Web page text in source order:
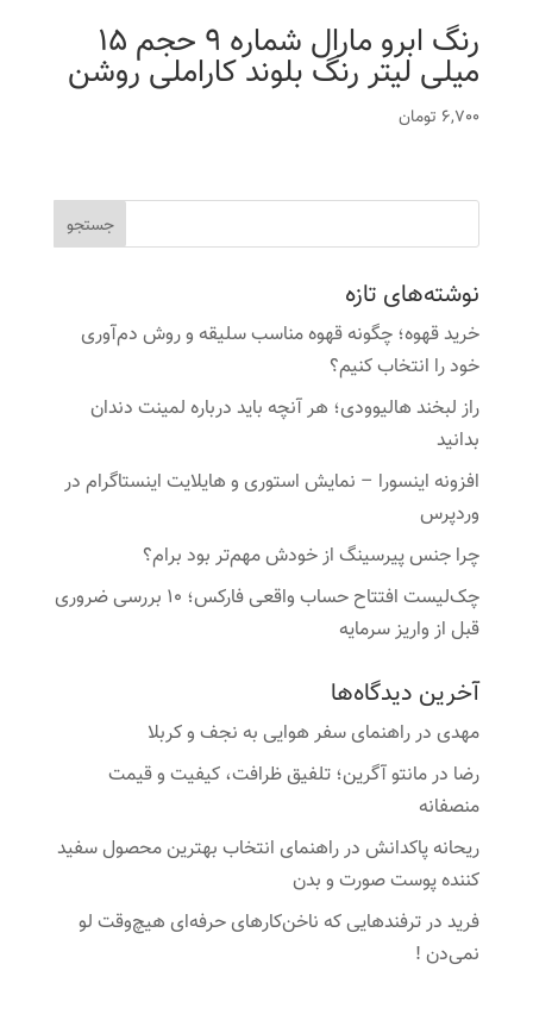
رنگ ابرو مارال شماره 9 حجم 15
میلی لیتر رنگ بلوند کاراملی روشن
6,700 تومان
نوشته‌های تازه
خرید قهوه؛ چگونه قهوه مناسب سلیقه و روش دم‌آوری
خود را انتخاب کنیم؟
راز لبخند هالیوودی؛ هر آنچه باید درباره لمینت دندان
بدانید
افزونه اینسورا – نمایش استوری و هایلایت اینستاگرام در
وردپرس
چرا جنس پیرسینگ از خودش مهم‌تر بود برام؟
چک‌لیست افتتاح حساب واقعی فارکس؛ ۱۰ بررسی ضروری
قبل از واریز سرمایه
آخرین دیدگاه‌ها
مهدیدرراهنمای سفر هوایی به نجف و کربلا
رضا درمانتو آگرین؛ تلفیق ظرافت، کیفیت و قیمت
منصفانه
ریحانه پاکدانشدرراهنمای انتخاب بهترین محصول سفید
کننده پوست صورت و بدن
فریددرترفندهایی که ناخن‌کارهای حرفه‌ای هیچ‌وقت لو
نمی‌دن !